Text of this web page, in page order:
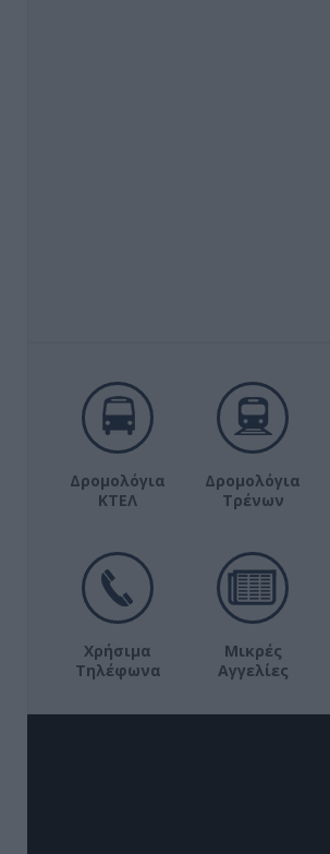
Δρομολόγια
ΚΤΕΛ
Δρομολόγια
Τρένων
Χρήσιμα
Τηλέφωνα
Μικρές
Αγγελίες